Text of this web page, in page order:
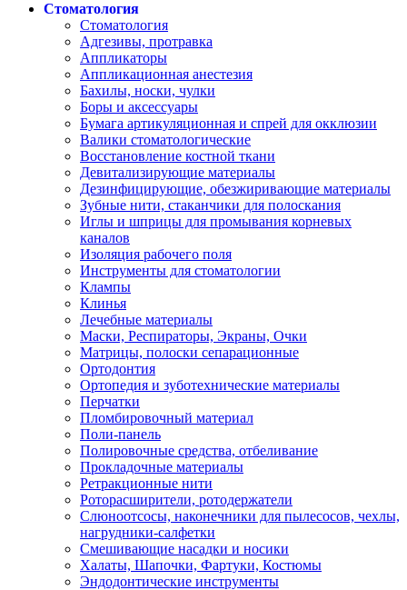
Стоматология
Стоматология
Адгезивы, протравка
Аппликаторы
Аппликационная анестезия
Бахилы, носки, чулки
Боры и аксессуары
Бумага артикуляционная и спрей для окклюзии
Валики стоматологические
Восстановление костной ткани
Девитализирующие материалы
Дезинфицирующие, обезжиривающие материалы
Зубные нити, стаканчики для полоскания
Иглы и шприцы для промывания корневых
каналов
Изоляция рабочего поля
Инструменты для стоматологии
Клампы
Клинья
Лечебные материалы
Маски, Респираторы, Экраны, Очки
Матрицы, полоски сепарационные
Ортодонтия
Ортопедия и зуботехнические материалы
Перчатки
Пломбировочный материал
Поли-панель
Полировочные средства, отбеливание
Прокладочные материалы
Ретракционные нити
Роторасширители, ротодержатели
Слюноотсосы, наконечники для пылесосов, чехлы,
нагрудники-салфетки
Смешивающие насадки и носики
Халаты, Шапочки, Фартуки, Костюмы
Эндодонтические инструменты